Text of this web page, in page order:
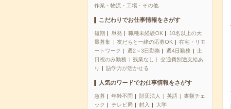
作業・物流・工場・その他
こだわりでお仕事情報をさがす
短期 単発 職種未経験OK
10名以上の大
量募集
友だちと一緒の応募OK
在宅・リモ
ートワーク
週2～3日勤務 週4日勤務
土
日祝のみ勤務
残業なし
交通費別途支給あ
り
語学力が活かせる
人気のワードでお仕事情報をさがす
急募 年齢不問 財団法人 英語
書類チェ
ック
テレビ局 封入 大学